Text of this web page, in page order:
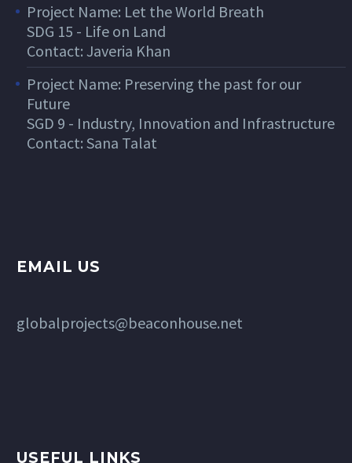
Project Name: Let the World Breath
SDG 15 - Life on Land
Contact: Javeria Khan
Project Name: Preserving the past for our
Future
SGD 9 - Industry, Innovation and Infrastructure
Contact: Sana Talat
EMAIL US
globalprojects@beaconhouse.net
USEFUL LINKS